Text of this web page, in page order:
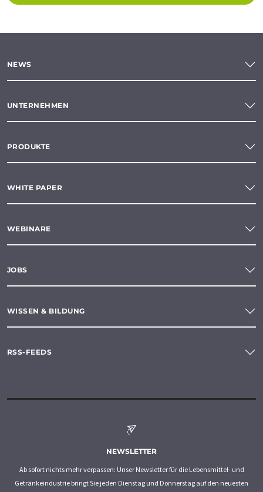
NEWS
UNTERNEHMEN
PRODUKTE
WHITE PAPER
WEBINARE
JOBS
WISSEN & BILDUNG
RSS-FEEDS
NEWSLETTER
Ab sofort nichts mehr verpassen: Unser Newsletter für die Lebensmittel- und
Getränkeindustrie bringt Sie jeden Dienstag und Donnerstag auf den neuesten